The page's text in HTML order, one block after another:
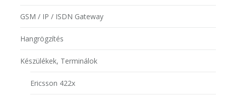
GSM / IP / ISDN Gateway
Hangrögzítés
Készülékek, Terminálok
Ericsson 422x